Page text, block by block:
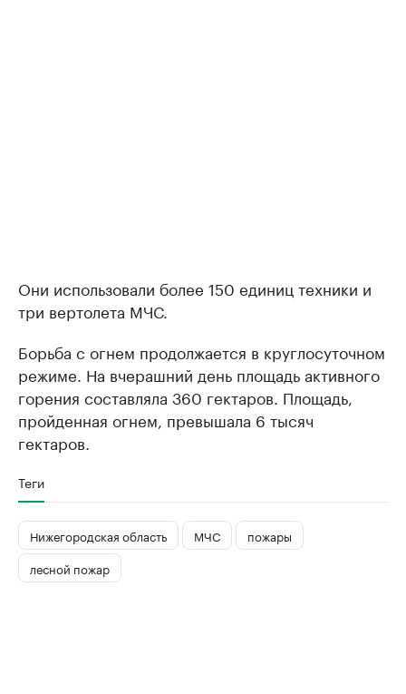
Они использовали более 150 единиц техники и
три вертолета МЧС.
Борьба с огнем продолжается в круглосуточном
режиме. На вчерашний день площадь активного
горения составляла 360 гектаров. Площадь,
пройденная огнем, превышала 6 тысяч
гектаров.
Теги
Нижегородская область МЧС
пожары
лесной пожар